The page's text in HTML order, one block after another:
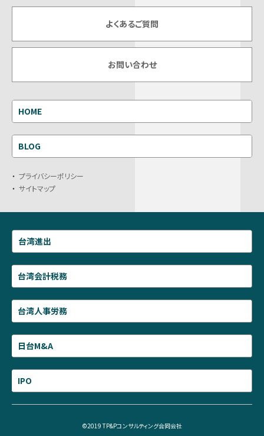
よくあるご質問
お問い合わせ
HOME
BLOG
プライバシーポリシー
サイトマップ
台湾進出
台湾会計税務
台湾人事労務
日台M&A
IPO
©2019 TP&Pコンサルティング合同会社